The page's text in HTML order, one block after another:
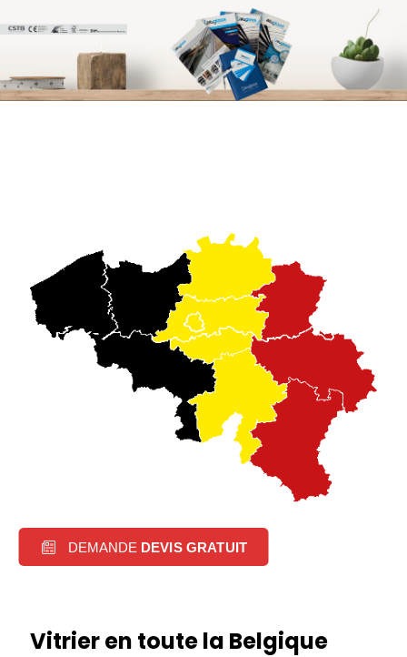
DEMANDE DEVIS GRATUIT
Vitrier en toute la Belgique